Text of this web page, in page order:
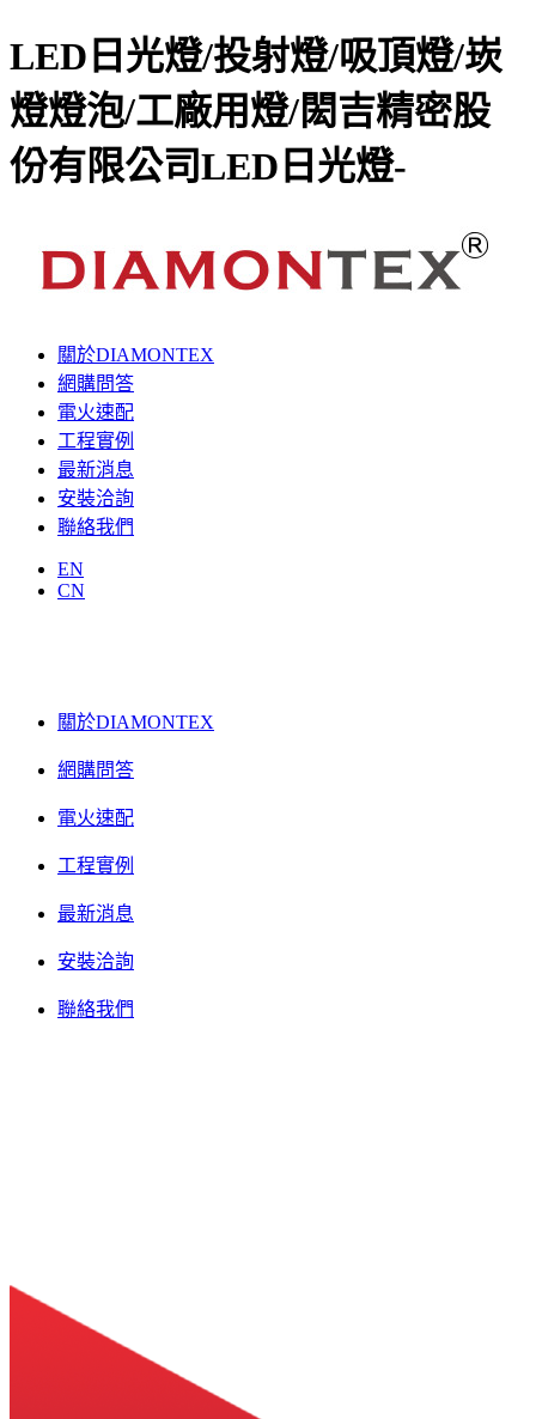
LED日光燈/投射燈/吸頂燈/崁
燈燈泡/工廠用燈/閎吉精密股
份有限公司LED日光燈-
關於DIAMONTEX
網購問答
電火速配
工程實例
最新消息
安裝洽詢
聯絡我們
EN
CN
關於DIAMONTEX
網購問答
電火速配
工程實例
最新消息
安裝洽詢
聯絡我們